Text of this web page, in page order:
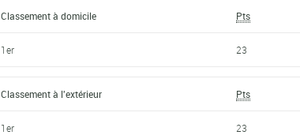
Classement à domicile Pts
1er 23
Classement à l'extérieur Pts
1er 23